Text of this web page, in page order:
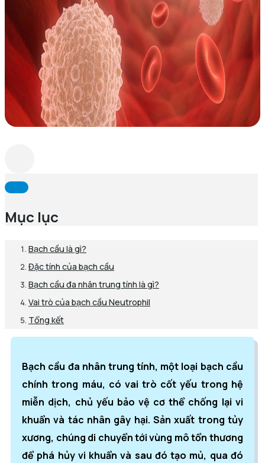
Mục lục
Bạch cầu là gì?
Đặc tính của bạch cầu
Bạch cầu đa nhân trung tính là gì?
Vai trò của bạch cầu Neutrophil
Tổng kết
Bạch cầu đa nhân trung tính, một loại bạch cầu
chính trong máu, có vai trò cốt yếu trong hệ
miễn dịch, chủ yếu bảo vệ cơ thể chống lại vi
khuẩn và tác nhân gây hại. Sản xuất trong tủy
xương, chúng di chuyển tới vùng mô tổn thương
để phá hủy vi khuẩn và sau đó tạo mủ, qua đó